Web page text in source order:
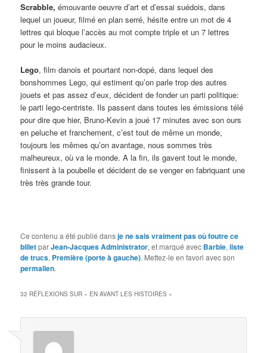
Scrabble,émouvante oeuvre d’art et d’essai suédois, dans
lequel un joueur, filmé en plan serré, hésite entre un mot de 4
lettres qui bloque l’accès au mot compte triple et un 7 lettres
pour le moins audacieux.
Lego, film danois et pourtant non-dopé, dans lequel des
bonshommes Lego, qui estiment qu’on parle trop des autres
jouets et pas assez d’eux, décident de fonder un parti politique:
le parti lego-centriste. Ils passent dans toutes les émissions télé
pour dire que hier, Bruno-Kevin a joué 17 minutes avec son ours
en peluche et franchement, c’est tout de même un monde,
toujours les mêmes qu’on avantage, nous sommes très
malheureux, où va le monde. A la fin, ils gavent tout le monde,
finissent à la poubelle et décident de se venger en fabriquant une
très très grande tour.
Ce contenu a été publié dansje ne sais vraiment pas où foutre ce
billetparJean-Jacques Administrator, et marqué avec Barbie,liste
de trucs, Première (porte à gauche). Mettez-le en favori avec son
permalien.
32 RÉFLEXIONS SUR « EN AVANT LES HISTOIRES »